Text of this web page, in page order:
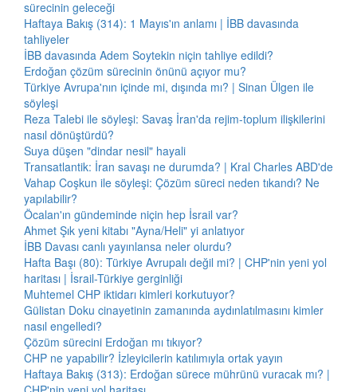
sürecinin geleceği
Haftaya Bakış (314): 1 Mayıs'ın anlamı | İBB davasında
tahliyeler
İBB davasında Adem Soytekin niçin tahliye edildi?
Erdoğan çözüm sürecinin önünü açıyor mu?
Türkiye Avrupa'nın içinde mi, dışında mı? | Sinan Ülgen ile
söyleşi
Reza Talebi ile söyleşi: Savaş İran'da rejim-toplum ilişkilerini
nasıl dönüştürdü?
Suya düşen "dindar nesil" hayali
Transatlantik: İran savaşı ne durumda? | Kral Charles ABD'de
Vahap Coşkun ile söyleşi: Çözüm süreci neden tıkandı? Ne
yapılabilir?
Öcalan'ın gündeminde niçin hep İsrail var?
Ahmet Şık yeni kitabı "Ayna/Heli" yi anlatıyor
İBB Davası canlı yayınlansa neler olurdu?
Hafta Başı (80): Türkiye Avrupalı değil mi? | CHP'nin yeni yol
haritası | İsrail-Türkiye gerginliği
Muhtemel CHP iktidarı kimleri korkutuyor?
Gülistan Doku cinayetinin zamanında aydınlatılmasını kimler
nasıl engelledi?
Çözüm sürecini Erdoğan mı tıkıyor?
CHP ne yapabilir? İzleyicilerin katılımıyla ortak yayın
Haftaya Bakış (313): Erdoğan sürece mührünü vuracak mı? |